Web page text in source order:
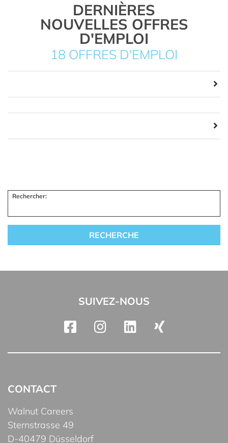
DERNIÈRES
NOUVELLES OFFRES
D'EMPLOI
18 OFFRES D'EMPLOI
Rechercher:
SUIVEZ-NOUS
CONTACT
Walnut Careers
Sternstrasse 49
D-40479 Düsseldorf